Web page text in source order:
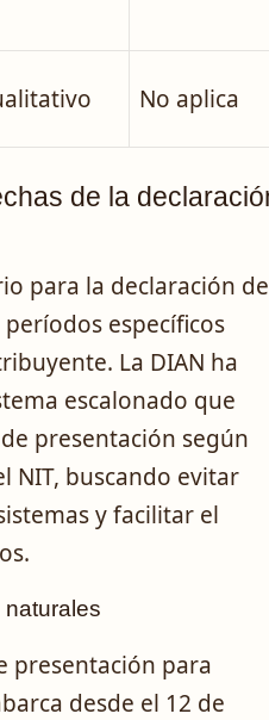
No aplica
de la
para la declaración de
específicos
La DIAN ha
escalonado que
presentación según
NIT, buscando evitar
y facilitar el
presentación para
desde el 12 de